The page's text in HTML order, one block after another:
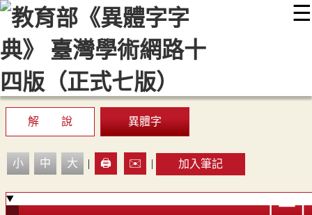
☰
::: 最新消息 常見問題 編輯說明
顯示模式
解 說 異體字
小 中 大 | 🖨️ ✉️ | 加入筆記